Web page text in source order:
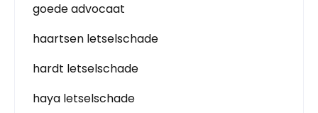
goede advocaat
haartsen letselschade
hardt letselschade
haya letselschade